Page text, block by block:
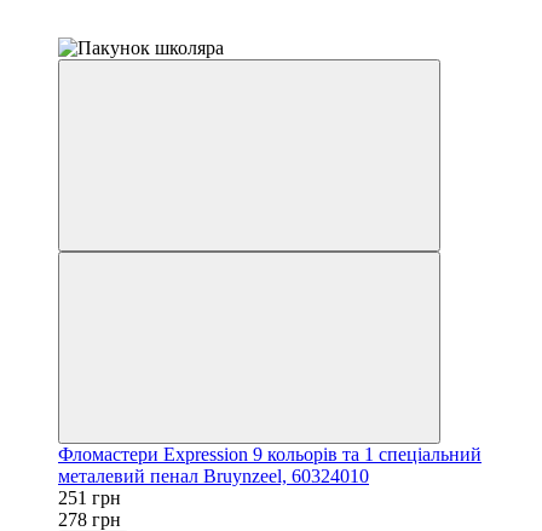
Фломастери Expression 9 кольорів та 1 спеціальний
металевий пенал Bruynzeel, 60324010
251 грн
278 грн